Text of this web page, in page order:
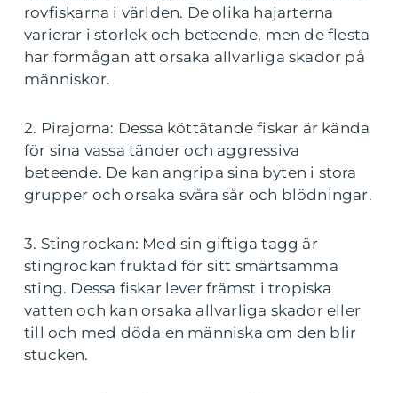
rovfiskarna i världen. De olika hajarterna
varierar i storlek och beteende, men de flesta
har förmågan att orsaka allvarliga skador på
människor.
2. Pirajorna: Dessa köttätande fiskar är kända
för sina vassa tänder och aggressiva
beteende. De kan angripa sina byten i stora
grupper och orsaka svåra sår och blödningar.
3. Stingrockan: Med sin giftiga tagg är
stingrockan fruktad för sitt smärtsamma
sting. Dessa fiskar lever främst i tropiska
vatten och kan orsaka allvarliga skador eller
till och med döda en människa om den blir
stucken.